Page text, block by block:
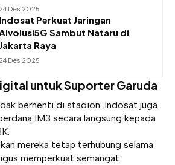
24 Des 2025
Indosat Perkuat Jaringan
AIvolusi5G Sambut Nataru di
Jakarta Raya
24 Des 2025
untuk Suporter Garuda
berhenti di stadion. Indosat juga
IM3 secara langsung kepada
mereka tetap terhubung selama
memperkuat semangat